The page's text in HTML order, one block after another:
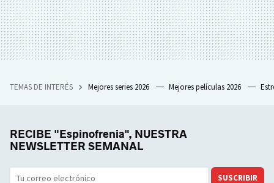
TEMAS DE INTERÉS Mejores series 2026 Mejores películas 2026
RECIBE "Espinofrenia", NUESTRA
NEWSLETTER SEMANAL
SUSCRIBIR